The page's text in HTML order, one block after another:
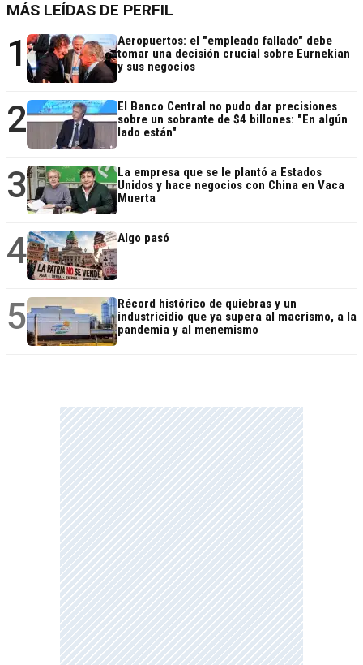
MÁS LEÍDAS DE PERFIL
1
Aeropuertos: el "empleado fallado" debe
tomar una decisión crucial sobre Eurnekian
y sus negocios
2
El Banco Central no pudo dar precisiones
sobre un sobrante de $4 billones: "En algún
lado están"
3
La empresa que se le plantó a Estados
Unidos y hace negocios con China en Vaca
Muerta
4 Algo pasó
5
Récord histórico de quiebras y un
industricidio que ya supera al macrismo, a la
pandemia y al menemismo